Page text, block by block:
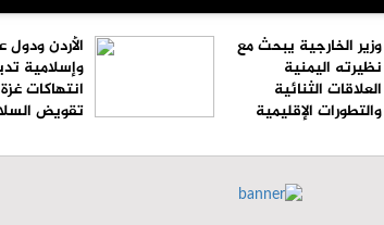
وزير الخارجية يبحث مع
نظيرته اليمنية
العلاقات الثنائية
والتطورات الإقليمية
الأردن ودول
وإسلامية
انتهاكات
تقويض